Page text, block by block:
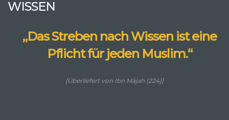
WISSEN
„Das Streben nach Wissen ist eine
Pflicht für jeden Muslim.“
[Überliefert von Ibn Mājah (224)]